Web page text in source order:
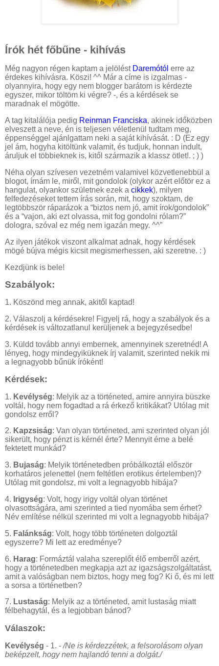
Írók hét főbűne - kihívás
Még nagyon régen kaptam a jelölést Daremótól erre az
érdekes kihívásra. Köszi! ^^ Már a címe is izgalmas -
olyannyira, hogy egy nem blogger barátom is kérdezte
egyszer, mikor töltöm ki végre? -, és a kérdések se
maradnak el mögötte.
A tag kitalálója pedig Reinman Franciska, akinek időközben
elveszett a neve, én is teljesen véletlenül tudtam meg,
éppenséggel ajánlgattam neki a saját kihívását. : D (Ez egy
jel ám, hogyha kitöltünk valamit, és tudjuk, honnan indult,
áruljuk el többieknek is, kitől származik a klassz ötlet!. ; ) )
Néha olyan szívesen vezetném valamivel közvetlenebbül a
blogot, írnám le, miről, mit gondolok (olykor azért előtör ez a
hangulat, olyankor születnek ezek a cikkek), milyen
felfedezéseket tettem írás során, mit, hogy szoktam, de
legtöbbször ráparázok a “biztos nem jó, amit írok/gondolok”
és a “vajon, aki ezt olvassa, mit fog gondolni rólam?”
dologra, szóval ez még nem igazán megy. ^^”
Az ilyen játékok viszont alkalmat adnak, hogy kérdések
mögé bújva mégis kicsit megismerhessen, aki szeretne. : )
Kezdjünk is bele!
Szabályok:
1. Köszönd meg annak, akitől kaptad!
2. Válaszolj a kérdésekre! Figyelj rá, hogy a szabályok és a
kérdések is változatlanul kerüljenek a bejegyzésedbe!
3. Küldd tovább annyi embernek, amennyinek szeretnéd! A
lényeg, hogy mindegyiküknek írj valamit, szerinted nekik mi
a legnagyobb bűnük íróként!
Kérdések:
1. Kevélység: Melyik az a történeted, amire annyira büszke
voltál, hogy nem fogadtad a rá érkező kritikákat? Utólag mit
gondolsz erről?
2. Kapzsiság: Van olyan történeted, ami szerinted olyan jól
sikerült, hogy pénzt is kérnél érte? Mennyit érne a belé
fektetett munkád?
3. Bujaság: Melyik történetedben próbálkoztál először
korhatáros jelenettel (nem feltétlen erotikus értelemben)?
Utólag mit gondolsz, mi volt a legnagyobb hibája?
4. Irigység: Volt, hogy irigy voltál olyan történet
olvasottságára, ami szerinted a tied nyomába sem érhet?
Név említése nélkül szerinted mi volt a legnagyobb hibája?
5. Falánkság: Volt, hogy több történeten dolgoztál
egyszerre? Mi lett az eredménye?
6. Harag: Formáztál valaha szereplőt élő emberről azért,
hogy a történetedben megkapja azt az igazságszolgáltatást,
amit a valóságban nem biztos, hogy meg fog? Ki ő, és mi lett
a sorsa a történetben?
7. Lustaság: Melyik az a történeted, amit lustaság miatt
félbehagytál, és a legjobban bánod?
Válaszok:
Kevélység - 1. -/Ne is kérdezzétek, a felsorolásom olyan
beképzelt, hogy nem hajlandó tenni a dolgát./